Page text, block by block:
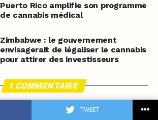
TWEET
Puerto Rico amplifie son programme
de cannabis médical
Zimbabwe : le gouvernement
envisagerait de légaliser le cannabis
pour attirer des investisseurs
1 COMMENTAIRE